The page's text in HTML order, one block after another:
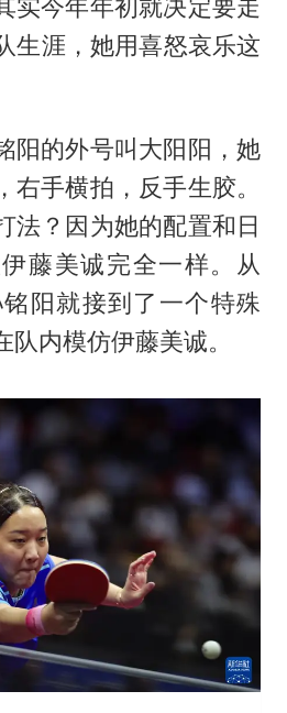
实今年年初就决定要走
生涯，她用喜怒哀乐这
阳的外号叫大阳阳，她
右手横拍，反手生胶。
法？因为她的配置和日
藤美诚完全一样。从
阳就接到了一个特殊
队内模仿伊藤美诚。